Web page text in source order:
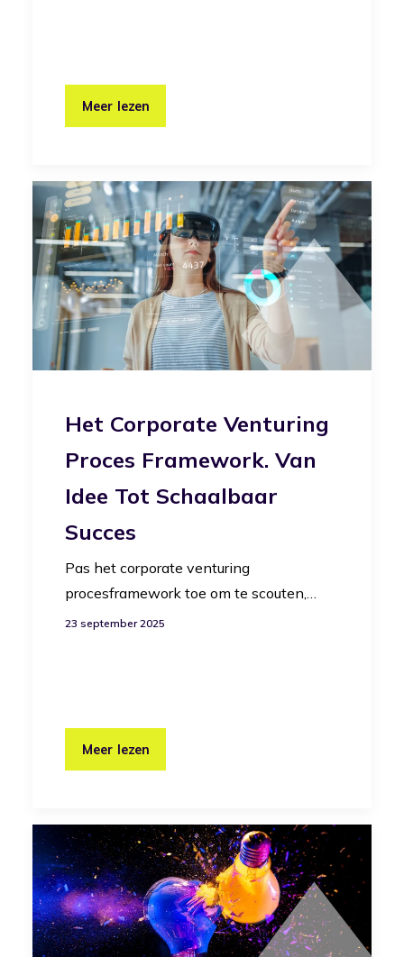
Meer lezen
Het Corporate Venturing
Proces Framework. Van
Idee Tot Schaalbaar
Succes
Pas het corporate venturing
procesframework toe om te scouten,…
23 september 2025
Meer lezen